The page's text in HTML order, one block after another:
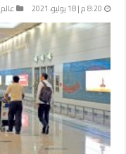
8:20 م | 18 يوليو، 2021